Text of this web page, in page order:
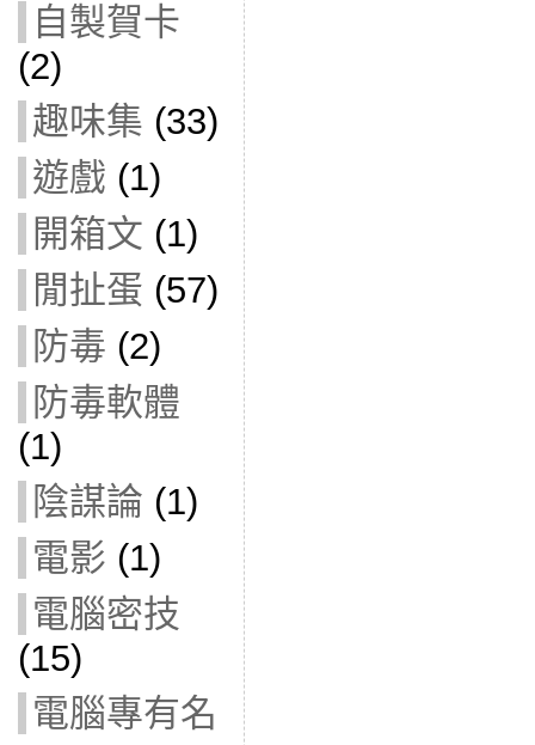
自製賀卡
(2)
趣味集 (33)
遊戲 (1)
開箱文 (1)
閒扯蛋 (57)
防毒 (2)
防毒軟體
(1)
陰謀論 (1)
電影 (1)
電腦密技
(15)
電腦專有名